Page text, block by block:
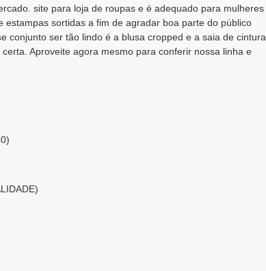
site para loja de roupas e é adequado para mulheres
estampas sortidas a fim de agradar boa parte do público
conjunto ser tão lindo é a blusa cropped e a saia de cintura
Aproveite agora mesmo para conferir nossa linha e